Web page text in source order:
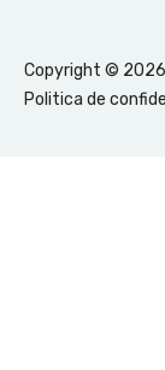
Copyright © 2026
Politica de